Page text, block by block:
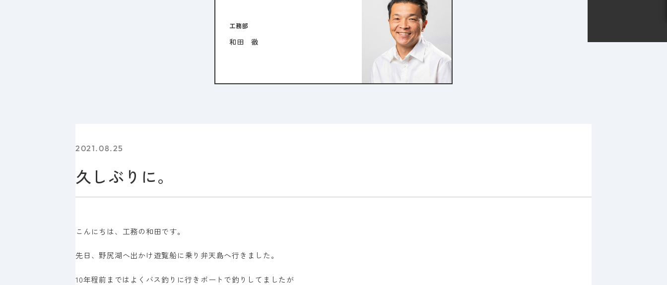
工務部
和田 徹
2021.08.25
久しぶりに。
こんにちは、工務の和田です。
先日、野尻湖へ出かけ遊覧船に乗り弁天島へ行きました。
10年程前まではよくバス釣りに行きボートで釣りしてましたが